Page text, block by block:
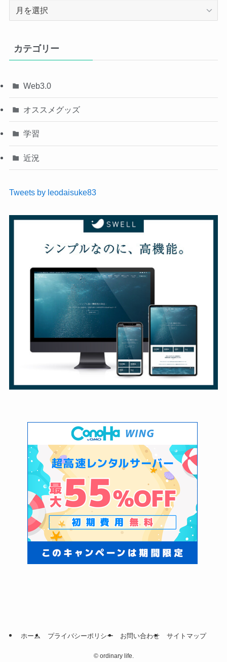
ブ
カテゴリー
Web3.0
オススメグッズ
学習
近況
Tweets by leodaisuke83
ホーム プライバシーポリシー お問い合わせ サイトマップ
©ordinary life.